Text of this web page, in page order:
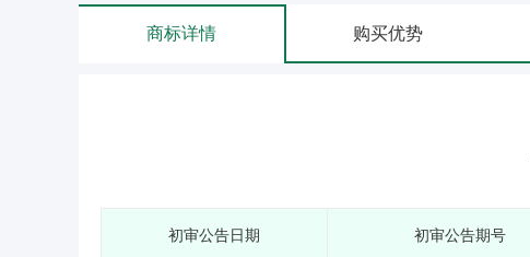
商标详情 购买优势
初审公告日期 初审公告期号